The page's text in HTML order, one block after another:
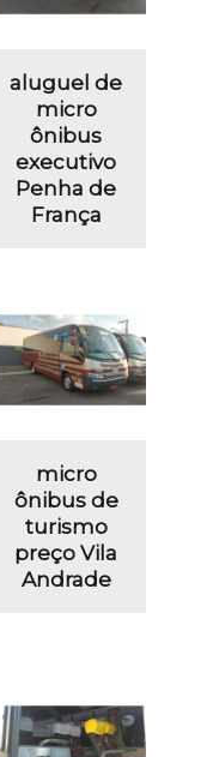
aluguel de
micro
ônibus
executivo
Penha de
França
micro
ônibus de
turismo
preço Vila
Andrade